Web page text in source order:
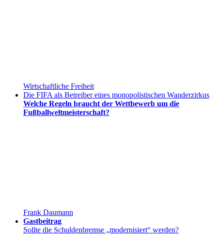
Wirtschaftliche Freiheit
Die FIFA als Betreiber eines monopolistischen Wanderzirkus
Welche Regeln braucht der Wettbewerb um die
Fußballweltmeisterschaft?
Frank Daumann
Gastbeitrag
Sollte die Schuldenbremse „modernisiert“ werden?